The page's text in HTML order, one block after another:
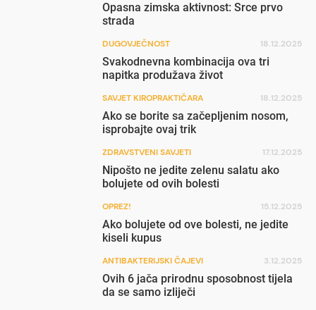
Opasna zimska aktivnost: Srce prvo
strada
DUGOVJEČNOST 18.12.2025
Svakodnevna kombinacija ova tri
napitka produžava život
SAVJET KIROPRAKTIČARA 18.12.2025
Ako se borite sa začepljenim nosom,
isprobajte ovaj trik
ZDRAVSTVENI SAVJETI 17.12.2025
Nipošto ne jedite zelenu salatu ako
bolujete od ovih bolesti
OPREZ! 15.12.2025
Ako bolujete od ove bolesti, ne jedite
kiseli kupus
ANTIBAKTERIJSKI ČAJEVI 3.12.2025
Ovih 6 jača prirodnu sposobnost tijela
da se samo izliječi